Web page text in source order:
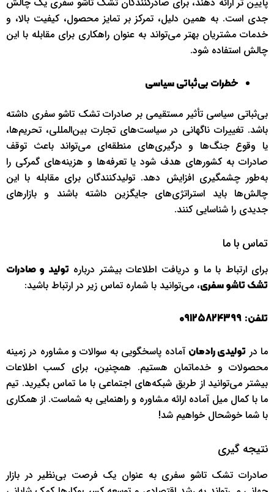
جدی است. به همین دلیل، تمرکز بر تمایز محصول، کیفیت بالا، و
خدمات مشتریان بهتر می‌تواند به عنوان راهکاری برای مقابله با این
چالش استفاده شود.
خطرات بی‌ثباتی سیاسی
بی‌ثباتی سیاسی تأثیر مستقیمی بر صادرات تشک تاشو سفری داشته
باشد. تغییرات ناگهانی در سیاست‌های تجارت بین‌المللی، تحریم‌ها،
یا وقوع جنگ‌ها و درگیری‌های منطقه‌ای می‌تواند باعث توقف
صادرات به کشورهای هدف شود یا تعرفه‌ها و هزینه‌های گمرکی را
به‌طور چشمگیری افزایش دهد. تولیدکنندگان برای مقابله با این
چالش‌ها باید استراتژی‌های جایگزین داشته باشند و بازارهای
جدیدی را شناسایی کنند.
تماس با ما
برای ارتباط با ما و دریافت اطلاعات بیشتر درباره تولید و صادرات
تشک تاشو سفری، می‌توانید با شماره تماس زیر در ارتباط باشید:
تلفن: 09125824399
ما در تولیدی رادمان آماده پاسخگویی به سوالات و مشاوره در زمینه
محصولات و خدماتمان هستیم. همچنین، برای کسب اطلاعات
بیشتر می‌توانید از طریق شبکه‌های اجتماعی با ما تماس بگیرید. تیم
ما با کمال میل آماده ارائه مشاوره و راهنمایی به شماست. از همکاری
با شما خوشحال خواهیم شد!
نتیجه گیری
صادرات تشک تاشو سفری به عنوان یک فرصت بی‌نظیر در بازار